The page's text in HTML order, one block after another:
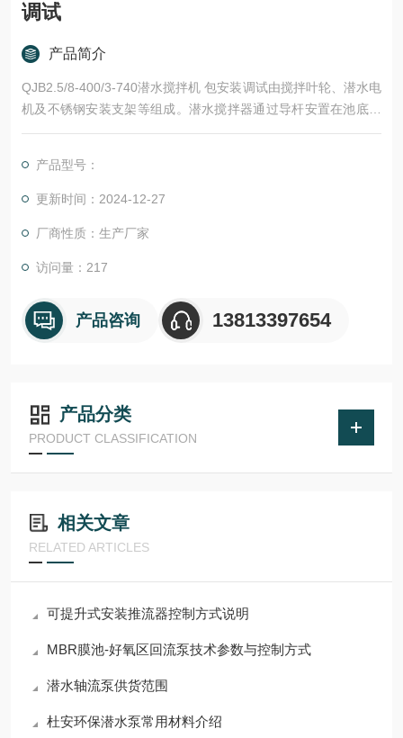
调试
产品简介
QJB2.5/8-400/3-740潜水搅拌机 包安装调试由搅拌叶轮、潜水电
机及不锈钢安装支架等组成。潜水搅拌器通过导杆安置在池底处
的支架上，安装导杆保证自由升降，提升和安装搅拌器无需将水
个支架可承受搅拌器产生的推力。
产品型号：
更新时间：2024-12-27
厂商性质：生产厂家
访问量：217
产品咨询 13813397654
产品分类
PRODUCT CLASSIFICATION
相关文章
RELATED ARTICLES
可提升式安装推流器控制方式说明
MBR膜池-好氧区回流泵技术参数与控制方式
潜水轴流泵供货范围
杜安环保潜水泵常用材料介绍